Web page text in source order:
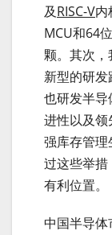
及RISC-V内
MCU和64
颗。其次，
新型的研发
也研发半
进性以及
强库存管理
过这些举
有利位置。
中国半导体